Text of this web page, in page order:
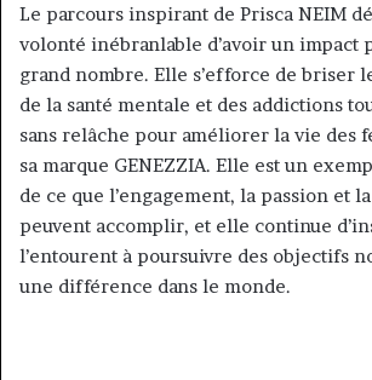
Le parcours inspirant de Prisca NEIM
volonté inébranlable d’avoir un impact
grand nombre. Elle s’efforce de briser
de la santé mentale et des addictions
sans relâche pour améliorer la vie des
sa marque GENEZZIA. Elle est un
de ce que l’engagement, la passion et
peuvent accomplir, et elle continue
l’entourent à poursuivre des objectifs
une différence dans le monde.